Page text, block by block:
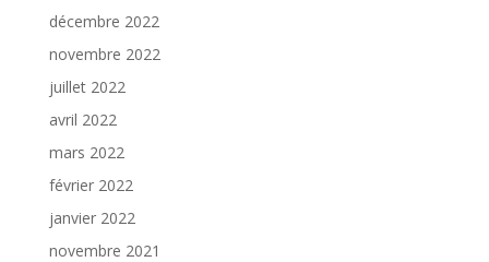
décembre 2022
novembre 2022
juillet 2022
avril 2022
mars 2022
février 2022
janvier 2022
novembre 2021